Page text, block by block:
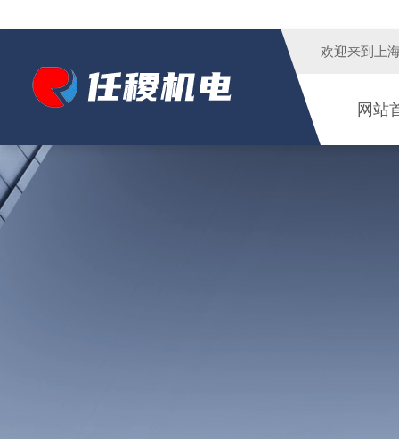
欢迎来到 上
网站